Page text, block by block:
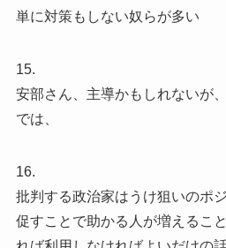
単に対策もしない奴らが多い
15.
安部さん、主導かもしれないが
では、
16.
批判する政治家はうけ狙いのポ
促すことで助かる人が増えるこ